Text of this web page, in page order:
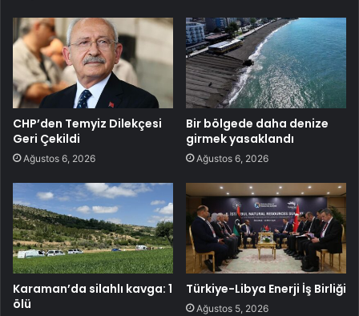
CHP’den Temyiz Dilekçesi
Geri Çekildi
Ağustos 6, 2026
Bir bölgede daha denize
girmek yasaklandı
Ağustos 6, 2026
Karaman’da silahlı kavga: 1
ölü
Türkiye-Libya Enerji İş Birliği
Ağustos 5, 2026